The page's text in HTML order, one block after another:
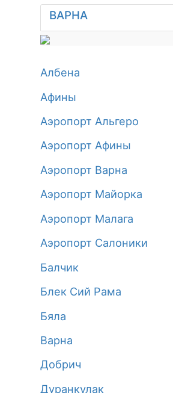
ВАРНА
Албена
Афины
Аэропорт Альгеро
Аэропорт Афины
Аэропорт Варна
Аэропорт Майорка
Аэропорт Малага
Аэропорт Салоники
Балчик
Блек Сий Рама
Бяла
Варна
Добрич
Дуранкулак